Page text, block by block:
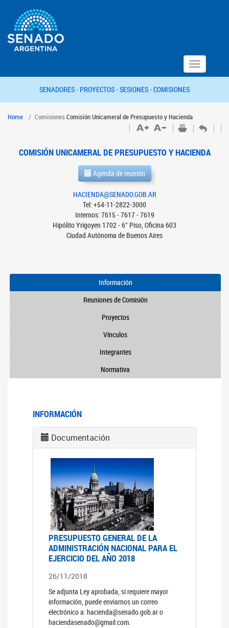
Toggle
navigation
SENADORES - PROYECTOS -SESIONES -COMISIONES
Home Comisiones Comisión Unicameral de Presupuesto y Hacienda
COMISIÓN UNICAMERAL DE PRESUPUESTO Y HACIENDA
Agenda de reunión
HACIENDA@SENADO.GOB.AR
Tel: +54-11-2822-3000
Internos: 7615 - 7617 - 7619
Hipólito Yrigoyen 1702 - 6° Piso, Oficina 603
Ciudad Autónoma de Buenos Aires
Información
Reuniones de Comisión
Proyectos
Vínculos
Integrantes
Normativa
INFORMACIÓN
Documentación
PRESUPUESTO GENERAL DE LA
ADMINISTRACIÓN NACIONAL PARA EL
EJERCICIO DEL AÑO 2018
26/11/2018
Se adjunta Ley aprobada, si requiere mayor
información, puede enviarnos un correo
electrónico a: hacienda@senado.gob.ar o
haciendasenado@gmail.com.